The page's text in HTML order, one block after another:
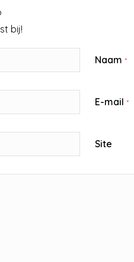
bij!
Naam *
E-mail *
Site